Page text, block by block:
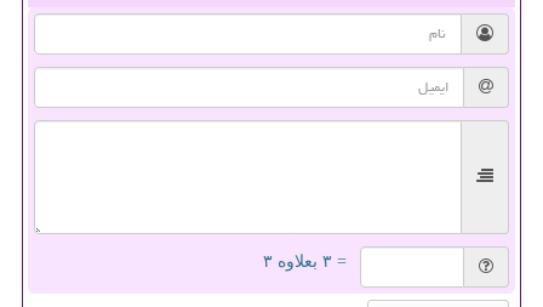
= ۳ بعلاوه ۳